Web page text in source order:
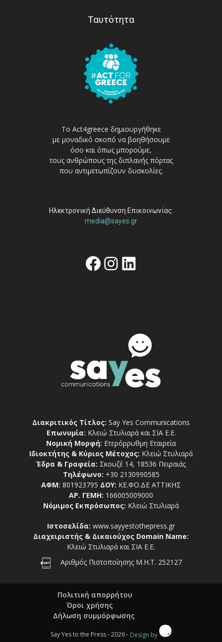
Ταυτότητα
Το Act4greece δημιουργήθηκε
με μοναδικό σκοπό να βοηθήσουμε
όσο και όπως μπορούμε,
τους ανθρώπους της διπλανής πόρτας
που αντιμετωπίζουν δυσκολίες.
Ηλεκτρονική Διεύθυνση Επικοινωνίας:
media@sayes.gr
Facebook
Instagram
Linkedin
Διακριτικός Τίτλος: Say Yes Communications
Επωνυμία: Κλειώ Στυλιαρά και ΣΙΑ Ε.Ε.
Νομική Μορφή: Ετερόρρυθμη Εταιρεία
Ιδιοκτήτης & Κύριος Μέτοχος: Κλειώ Στυλιαρά
Έδρα & Γραφεία: Σκουζέ 14, 18536 Πειραιάς
Τηλέφωνο: +30 2130990585
ΑΦΜ: 801923795 ΔΟΥ: ΚΕ.ΦΟ.ΔΕ ΑΤΤΙΚΗΣ
ΑΡ. ΓΕΜΗ: 166005009000
Νόμιμος Εκπρόσωπος: Κλειώ Στυλιαρά
Ιστοσελίδα: www.sayyestothepress.gr
Διαχειριστής & Δικαιούχος Domain Name:
Κλειώ Στυλιαρά και ΣΙΑ Ε.Ε.
Αριθμός Πιστοποίησης Μ.Η.Τ. 252127
Πολιτική απορρήτου
Όροι χρήσης
Δήλωση συμμόρφωσης
Say Yes to the Press - 2026 - Design by